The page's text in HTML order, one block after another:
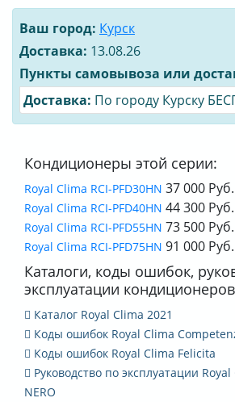
Ваш город: Курск
Доставка: 13.08.26
Пункты самовывоза или
Доставка: По городу Курску
Кондиционеры этой серии:
Royal Clima RCI-PFD30HN 37 000 Руб.
Royal Clima RCI-PFD40HN 44 300 Руб.
Royal Clima RCI-PFD55HN 73 500 Руб.
Royal Clima RCI-PFD75HN 91 000 Руб.
Каталоги, коды ошибок,
эксплуатации
Каталог Royal Clima 2021
Коды ошибок Royal Clima
Коды ошибок Royal Clima Felicita
Руководство по эксплуатации Royal
NERO